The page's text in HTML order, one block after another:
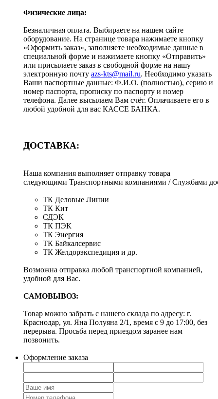
Физические лица:
Безналичная оплата. Выбираете на нашем сайте
оборудование. На странице товара нажимаете кнопку
«Оформить заказ», заполняете необходимые данные в
специальной форме и нажимаете кнопку «Отправить»
или присылаете заказ в свободной форме на нашу
электронную почту azs-kts@mail.ru. Необходимо указать
Ваши паспортные данные: Ф.И.О. (полностью), серию и
номер паспорта, прописку по паспорту и номер
телефона. Далее высылаем Вам счёт. Оплачиваете его в
любой удобной для вас КАССЕ БАНКА.
ДОСТАВКА:
Наша компания выполняет отправку товара
следующими Транспортными компаниями / Службами
ТК Деловые Линии
ТК Кит
СДЭК
ТК ПЭК
ТК Энергия
ТК Байкалсервис
ТК Желдорэкспедиция и др.
Возможна отправка любой транспортной компанией,
удобной для Вас.
САМОВЫВОЗ:
Товар можно забрать с нашего склада по адресу: г.
Краснодар, ул. Яна Полуяна 2/1, время с 9 до 17:00, без
перерыва. Просьба перед приездом заранее нам
позвонить.
Оформление заказа